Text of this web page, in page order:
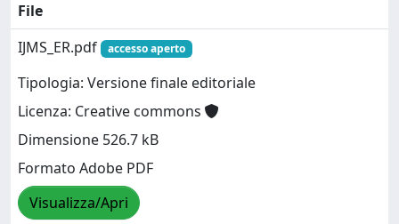
File
IJMS_ER.pdf
accesso aperto
Tipologia: Versione finale editoriale
Licenza: Creative commons
Dimensione 526.7 kB
Formato Adobe PDF
Visualizza/Apri